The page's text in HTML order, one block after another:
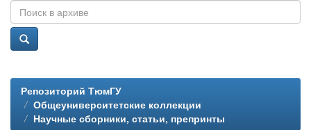
Репозиторий ТюмГУ
Общеуниверситетские коллекции
Научные сборники, статьи, препринты